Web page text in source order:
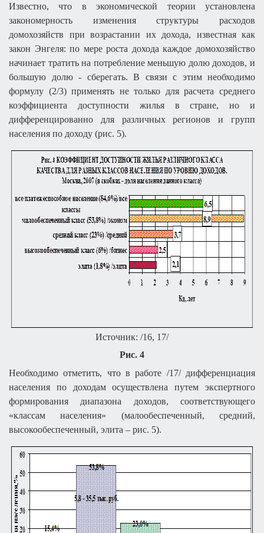
Известно, что в экономической теории установлена
закономерность изменения структуры расходов
домохозяйств при возрастании их дохода, известная как
закон Энгеля: по мере роста дохода каждое домохозяйство
начинает тратить на потребление меньшую долю доходов, и
большую долю - сберегать. В связи с этим необходимо
формулу (2/3) применять не только для расчета среднего
коэффициента доступности жилья в стране, но и
дифференцированно для различных регионов и групп
населения по доходу (рис. 5).
Источник: /16, 17/
Рис. 4
Необходимо отметить, что в работе /17/ дифференциация
населения по доходам осуществлена путем экспертного
формирования диапазона доходов, соответствующего
«классам населения» (малообеспеченный, средний,
высокообеспеченный, элита – рис. 5).